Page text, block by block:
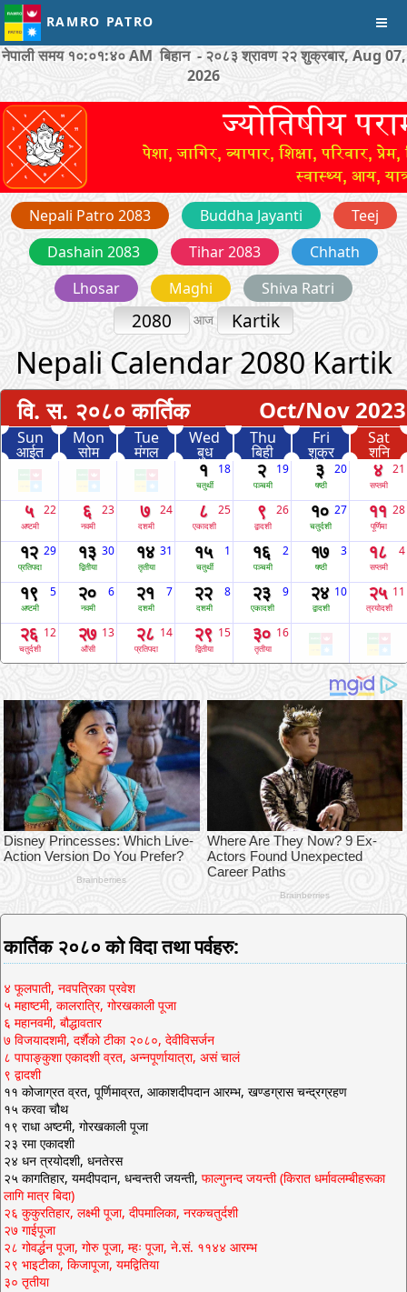
RAMRO PATRO
नेपाली समय१०:०१:४० AM बिहान - २०८३ श्रावण २२ शुक्रबार, Aug 07,
2026
Nepali Patro 2083 Buddha Jayanti
Teej
Dashain 2083
Tihar 2083
Chhath
Lhosar
Maghi Shiva Ratri
2080 आज Kartik
Nepali Calendar 2080 Kartik
वि. स. २०८० कार्तिक Oct/Nov 2023
Sun
आईत
Mon
सोम
Tue
मंगल
Wed
बुध
Thu
बिही
Fri
शुक्र
Sat
शनि
१
चतुर्थी
18 २
पञ्चमी
19 ३
षष्ठी
20 ४
सप्तमी
21
५
अष्टमी
22 ६
नवमी
23 ७
दशमी
24 ८
एकादशी
25 ९
द्वादशी
26 १०
चतुर्दशी
27 ११
पूर्णिमा
28
१२
प्रतिपदा
29 १३
द्वितीया
30 १४
तृतीया
31 १५
चतुर्थी
1 १६
पञ्चमी
2 १७
षष्ठी
3 १८
सप्तमी
4
१९
अष्टमी
5 २०
नवमी
6 २१
दशमी
7 २२
दशमी
8 २३
एकादशी
9 २४
द्वादशी
10 २५
त्रयोदशी
11
२६
चतुर्दशी
12 २७
औंसी
13 २८
प्रतिपदा
14 २९
द्वितीया
15 ३०
तृतीया
16
कार्तिक २०८० को विदा तथा पर्वहरु:
४ फूलपाती, नवपत्रिका प्रवेश
५ महाष्टमी, कालरात्रि, गोरखकाली पूजा
६ महानवमी, बौद्धावतार
७ विजयादशमी, दर्शैको टीका २०८०, देवीविसर्जन
८ पापाङ्कुशा एकादशी व्रत, अन्नपूर्णायात्रा, असं चालं
९ द्वादशी
११ कोजाग्रत व्रत, पूर्णिमाव्रत, आकाशदीपदान आरम्भ, खण्डग्रास चन्द्रग्रहण
१५ करवा चौथ
१९ राधा अष्टमी, गोरखकाली पूजा
२३ रमा एकादशी
२४ धन त्रयोदशी, धनतेरस
२५ कागतिहार, यमदीपदान, धन्वन्तरी जयन्ती, फाल्गुनन्द जयन्ती (किरात धर्मावलम्बीहरूका
लागि मात्र बिदा)
२६ कुकुरतिहार, लक्ष्मी पूजा, दीपमालिका, नरकचतुर्दशी
२७ गाईपूजा
२८ गोवर्द्धन पूजा, गोरु पूजा, म्हः पूजा, ने.सं. ११४४ आरम्भ
२९ भाइटीका, किजापूजा, यमद्वितिया
३० तृतीया